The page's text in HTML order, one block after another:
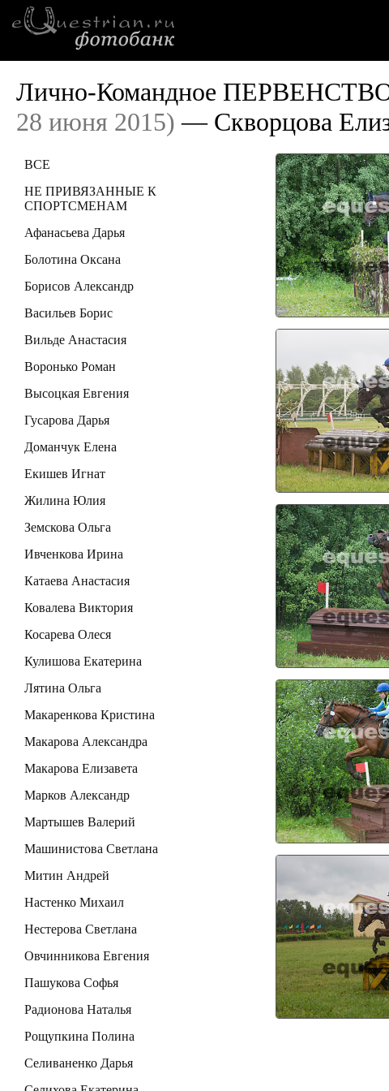
Лично-Командное
28 июня 2015) — Скворцова
ВСЕ
НЕ ПРИВЯЗАННЫЕ К
СПОРТСМЕНАМ
Афанасьева Дарья
Болотина Оксана
Борисов Александр
Васильев Борис
Вильде Анастасия
Воронько Роман
Высоцкая Евгения
Гусарова Дарья
Доманчук Елена
Екишев Игнат
Жилина Юлия
Земскова Ольга
Ивченкова Ирина
Катаева Анастасия
Ковалева Виктория
Косарева Олеся
Кулишова Екатерина
Лятина Ольга
Макаренкова Кристина
Макарова Александра
Макарова Елизавета
Марков Александр
Мартышев Валерий
Машинистова Светлана
Митин Андрей
Настенко Михаил
Нестерова Светлана
Овчинникова Евгения
Пашукова Софья
Радионова Наталья
Рощупкина Полина
Селиваненко Дарья